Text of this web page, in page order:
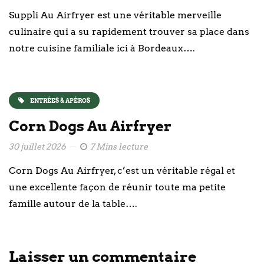
Suppli Au Airfryer est une véritable merveille
culinaire qui a su rapidement trouver sa place dans
notre cuisine familiale ici à Bordeaux….
ENTRÉES & APÉROS
Corn Dogs Au Airfryer
30 juillet 2026 7 Mins lecture
Corn Dogs Au Airfryer, c’est un véritable régal et
une excellente façon de réunir toute ma petite
famille autour de la table….
Laisser un commentaire